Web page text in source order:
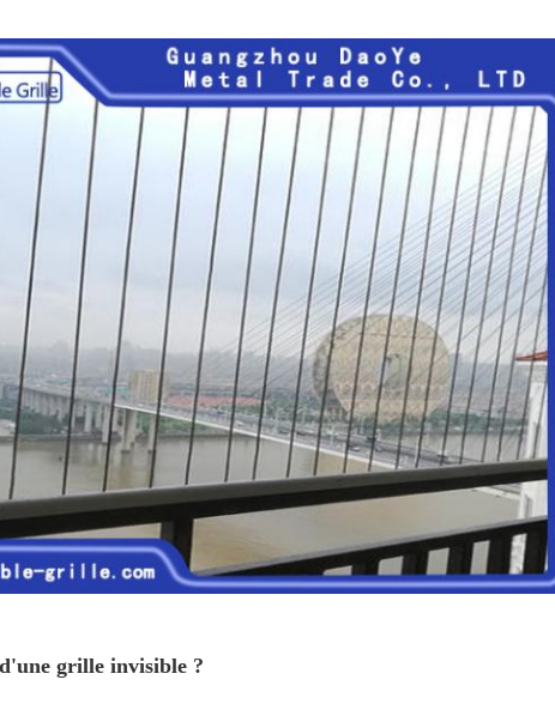
grille invisible ?